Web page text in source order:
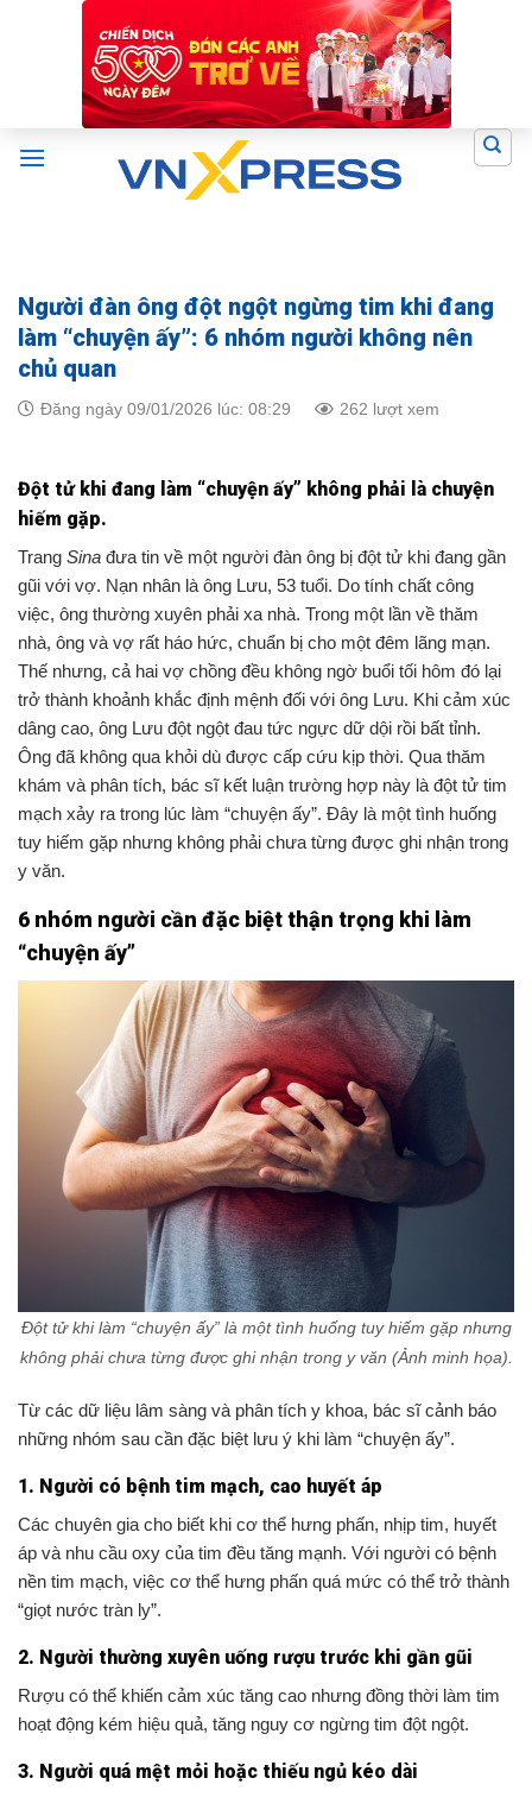
Người đàn ông đột ngột ngừng tim khi đang
làm “chuyện ấy”: 6 nhóm người không nên
chủ quan
Đăng ngày 09/01/2026 lúc: 08:29 262 lượt xem
Đột tử khi đang làm “chuyện ấy” không phải là chuyện
hiếm gặp.
Trang Sina đưa tin về một người đàn ông bị đột tử khi đang gần
gũi với vợ. Nạn nhân là ông Lưu, 53 tuổi. Do tính chất công
việc, ông thường xuyên phải xa nhà. Trong một lần về thăm
nhà, ông và vợ rất háo hức, chuẩn bị cho một đêm lãng mạn.
Thế nhưng, cả hai vợ chồng đều không ngờ buổi tối hôm đó lại
trở thành khoảnh khắc định mệnh đối với ông Lưu. Khi cảm xúc
dâng cao, ông Lưu đột ngột đau tức ngực dữ dội rồi bất tỉnh.
Ông đã không qua khỏi dù được cấp cứu kịp thời. Qua thăm
khám và phân tích, bác sĩ kết luận trường hợp này là đột tử tim
mạch xảy ra trong lúc làm “chuyện ấy”. Đây là một tình huống
tuy hiếm gặp nhưng không phải chưa từng được ghi nhận trong
y văn.
6 nhóm người cần đặc biệt thận trọng khi làm
“chuyện ấy”
Đột tử khi làm “chuyện ấy” là một tình huống tuy hiếm gặp nhưng
không phải chưa từng được ghi nhận trong y văn (Ảnh minh họa).
Từ các dữ liệu lâm sàng và phân tích y khoa, bác sĩ cảnh báo
những nhóm sau cần đặc biệt lưu ý khi làm “chuyện ấy”.
1. Người có bệnh tim mạch, cao huyết áp
Các chuyên gia cho biết khi cơ thể hưng phấn, nhịp tim, huyết
áp và nhu cầu oxy của tim đều tăng mạnh. Với người có bệnh
nền tim mạch, việc cơ thể hưng phấn quá mức có thể trở thành
“giọt nước tràn ly”.
2. Người thường xuyên uống rượu trước khi gần gũi
Rượu có thể khiến cảm xúc tăng cao nhưng đồng thời làm tim
hoạt động kém hiệu quả, tăng nguy cơ ngừng tim đột ngột.
3. Người quá mệt mỏi hoặc thiếu ngủ kéo dài